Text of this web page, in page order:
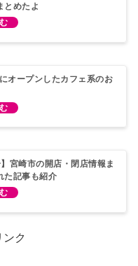
とめたよ
オープンしたカフェ系のお
宮崎市の開店・閉店情報ま
た記事も紹介
ンク